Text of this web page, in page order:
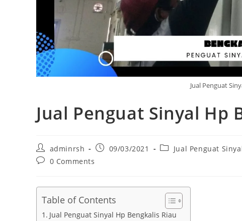
Jual Penguat
Jual Penguat Sinyal Hp
Post
author:
adminrsh
Post09/03/2021
PostJual Penguat
Post0 Comments
Table of Contents
Jual Penguat Sinyal Hp Bengkalis Riau